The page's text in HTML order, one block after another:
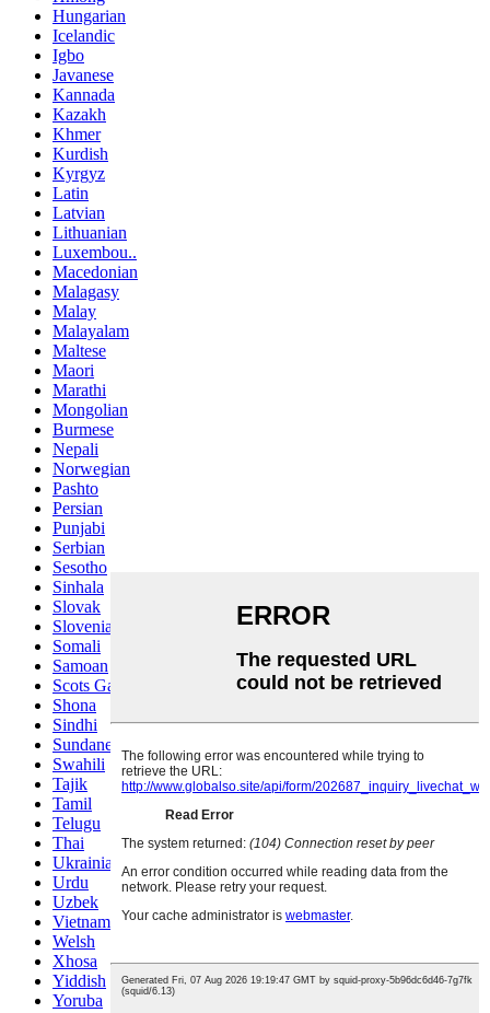
Hungarian
Icelandic
Igbo
Javanese
Kannada
Kazakh
Khmer
Kurdish
Kyrgyz
Latin
Latvian
Lithuanian
Luxembou..
Macedonian
Malagasy
Malay
Malayalam
Maltese
Maori
Marathi
Mongolian
Burmese
Nepali
Norwegian
Pashto
Persian
Punjabi
Serbian
Sesotho
Sinhala
Slovak
Slovenian
Somali
Samoan
Scots Gaelic
Shona
Sindhi
Sundanese
Swahili
Tajik
Tamil
Telugu
Thai
Ukrainian
Urdu
Uzbek
Vietnamese
Welsh
Xhosa
Yiddish
Yoruba